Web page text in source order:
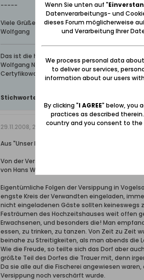
-----
Viele Grüße aus dem Werder
Wolfgang
Das ist die höchste aller Gaben: Geborgen
Wolfgang Naujocks: Zertifizierter Führer und
Certyfikowany przewodnik i wolontariusz po
Stichworte:
29.11.2008, 22:35
Aus "Unser Danzig", 1958, Heft Nr.16, vom
Von der Versippung Vogelsangs
von Hans Werner
Eigentümliche Folgen der Versippung in
engste Kreis der Verwandten eingeladen,
nicht eingeladenen Gäste sollten keineswegs
Festräumen des Hochzeitshauses weit offen
Erwachsenen, und besonders die! Man
essen, zu trinken, zu tanzen. Von Zeit zu Zeit
beinahe zu Streitigkeiten, als man abends die
Wie die Freude, so teilte sich das Dorf aber
größte Teil des Dorfes die Trauer mit, denn
Da sie alle auf die Fischerei angewiesen
Versippung noch verschärft wurde.
Wenn Sie unten auf "
Datenverarbeitungs- und
dieses Forum möglicherweise
und Verarbeitung Ihrer
We process personal data
to deliver our services,
information about our users
By clicking "I AGREE" below, you
practices as described
country and you consent to